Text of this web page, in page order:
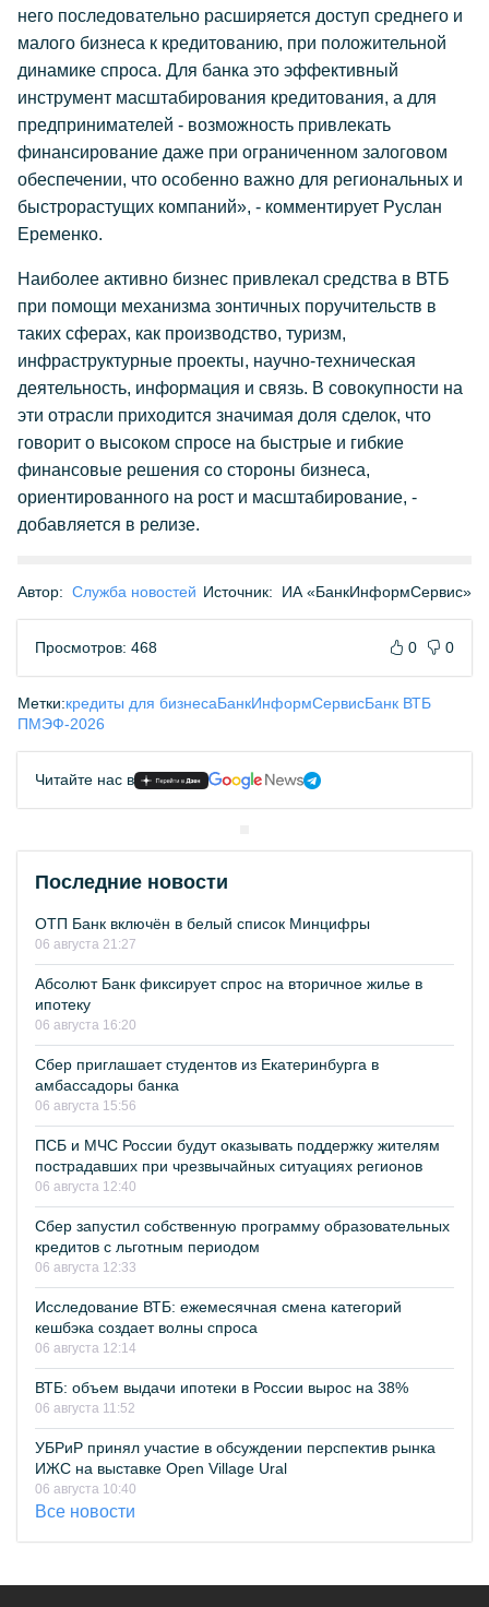
него последовательно расширяется доступ среднего и
малого бизнеса к кредитованию, при положительной
динамике спроса. Для банка это эффективный
инструмент масштабирования кредитования, а для
предпринимателей - возможность привлекать
финансирование даже при ограниченном залоговом
обеспечении, что особенно важно для региональных и
быстрорастущих компаний», - комментирует Руслан
Еременко.
Наиболее активно бизнес привлекал средства в ВТБ
при помощи механизма зонтичных поручительств в
таких сферах, как производство, туризм,
инфраструктурные проекты, научно-техническая
деятельность, информация и связь. В совокупности на
эти отрасли приходится значимая доля сделок, что
говорит о высоком спросе на быстрые и гибкие
финансовые решения со стороны бизнеса,
ориентированного на рост и масштабирование, -
добавляется в релизе.
Автор: Служба новостей Источник: ИА «БанкИнформСервис»
Просмотров: 468 0 0
Метки:кредиты для бизнесаБанкИнформСервисБанк ВТБ
ПМЭФ-2026
Читайте нас в
Последние новости
ОТП Банк включён в белый список Минцифры
06 августа 21:27
Абсолют Банк фиксирует спрос на вторичное жилье в
ипотеку
06 августа 16:20
Сбер приглашает студентов из Екатеринбурга в
амбассадоры банка
06 августа 15:56
ПСБ и МЧС России будут оказывать поддержку жителям
пострадавших при чрезвычайных ситуациях регионов
06 августа 12:40
Сбер запустил собственную программу образовательных
кредитов с льготным периодом
06 августа 12:33
Исследование ВТБ: ежемесячная смена категорий
кешбэка создает волны спроса
06 августа 12:14
ВТБ: объем выдачи ипотеки в России вырос на 38%
06 августа 11:52
УБРиР принял участие в обсуждении перспектив рынка
ИЖС на выставке Open Village Ural
06 августа 10:40
Все новости